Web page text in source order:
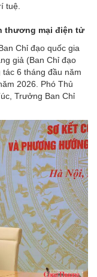
tuệ.
thương mại điện tử
Chỉ đạo quốc gia
giả (Ban Chỉ đạo
6 tháng đầu năm
2026. Phó Thủ
Trưởng Ban Chỉ